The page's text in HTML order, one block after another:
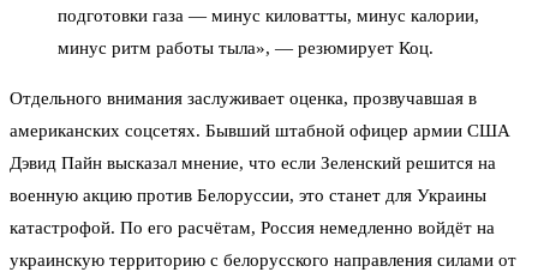
подготовки газа — минус киловатты, минус калории,
минус ритм работы тыла», — резюмирует Коц.
Отдельного внимания заслуживает оценка, прозвучавшая в
американских соцсетях. Бывший штабной офицер армии США
Дэвид Пайн высказал мнение, что если Зеленский решится на
военную акцию против Белоруссии, это станет для Украины
катастрофой. По его расчётам, Россия немедленно войдёт на
украинскую территорию с белорусского направления силами от